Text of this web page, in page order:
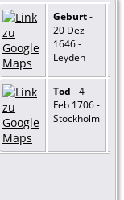
Geburt-
20 Dez
1646 -
Leyden
Tod - 4
Feb 1706 -
Stockholm